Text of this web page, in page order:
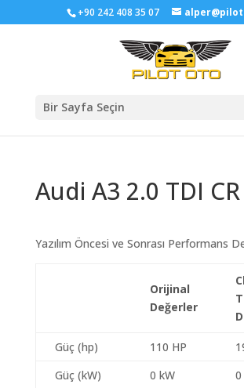
+90 242 408 35 07
Bir Sayfa Seçin
Audi A3 2.0 TDI
Yazılım Öncesi ve Sonrası Performans
Orijinal
Değerler
Güç (hp) 110 HP
Güç (kW)
0 kW
0